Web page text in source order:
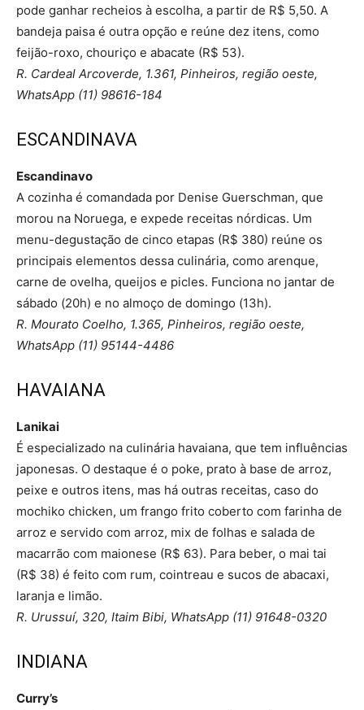
pode ganhar recheios à escolha, a partir de R$ 5,50. A
bandeja paisa é outra opção e reúne dez itens, como
feijão-roxo, chouriço e abacate (R$ 53).
R. Cardeal Arcoverde, 1.361, Pinheiros, região oeste,
WhatsApp (11) 98616-184
ESCANDINAVA
Escandinavo
A cozinha é comandada por Denise Guerschman, que
morou na Noruega, e expede receitas nórdicas. Um
menu-degustação de cinco etapas (R$ 380) reúne os
principais elementos dessa culinária, como arenque,
carne de ovelha, queijos e picles. Funciona no jantar de
sábado (20h) e no almoço de domingo (13h).
R. Mourato Coelho, 1.365, Pinheiros, região oeste,
WhatsApp (11) 95144-4486
HAVAIANA
Lanikai
É especializado na culinária havaiana, que tem influências
japonesas. O destaque é o poke, prato à base de arroz,
peixe e outros itens, mas há outras receitas, caso do
mochiko chicken, um frango frito coberto com farinha de
arroz e servido com arroz, mix de folhas e salada de
macarrão com maionese (R$ 63). Para beber, o mai tai
(R$ 38) é feito com rum, cointreau e sucos de abacaxi,
laranja e limão.
R. Urussuí, 320, Itaim Bibi, WhatsApp (11) 91648-0320
INDIANA
Curry’s